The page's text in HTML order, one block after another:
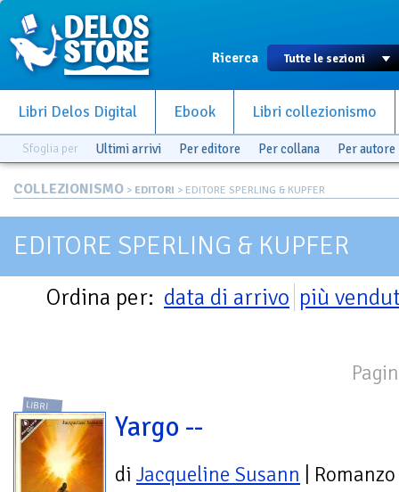
Ricerca
Libri Delos Digital Ebook Libri collezionismo
Sfoglia per Ultimi arrivi Per editore Per collana Per autore
COLLEZIONISMO > EDITORI > EDITORE SPERLING & KUPFER
EDITORE SPERLING & KUPFER
Ordina per: data di arrivo più
LIBRI
Yargo --
di Jacqueline Susann | Romanzo